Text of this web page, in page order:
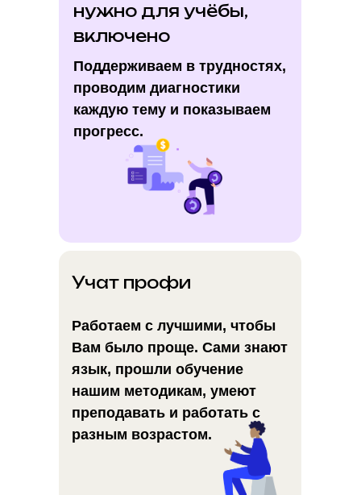
нужно для учёбы,
включено
Поддерживаем в трудностях,
проводим диагностики
каждую тему и показываем
прогресс.
Учат профи
Работаем с лучшими, чтобы
Вам было проще. Сами знают
язык, прошли обучение
нашим методикам, умеют
преподавать и работать с
разным возрастом.